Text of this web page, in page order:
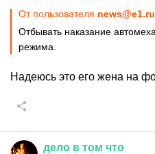
От пользователя news@e1.ru
Отбывать наказание
режима.
Надеюсь это его жена на
дело в том что